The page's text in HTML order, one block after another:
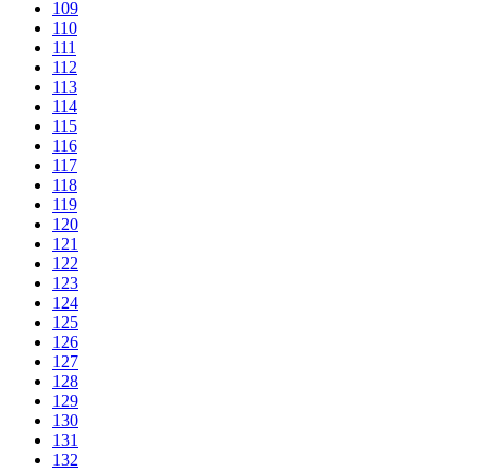
109
110
111
112
113
114
115
116
117
118
119
120
121
122
123
124
125
126
127
128
129
130
131
132